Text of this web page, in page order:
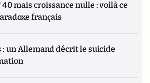
40 mais croissance nulle : voilà ce
français
: un Allemand décrit le suicide